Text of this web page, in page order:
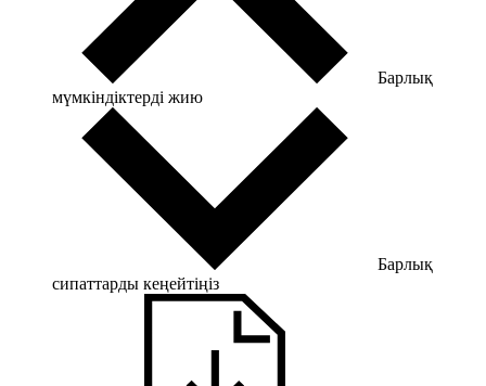
Барлық
мүмкіндіктерді жию
Барлық
сипаттарды кеңейтіңіз